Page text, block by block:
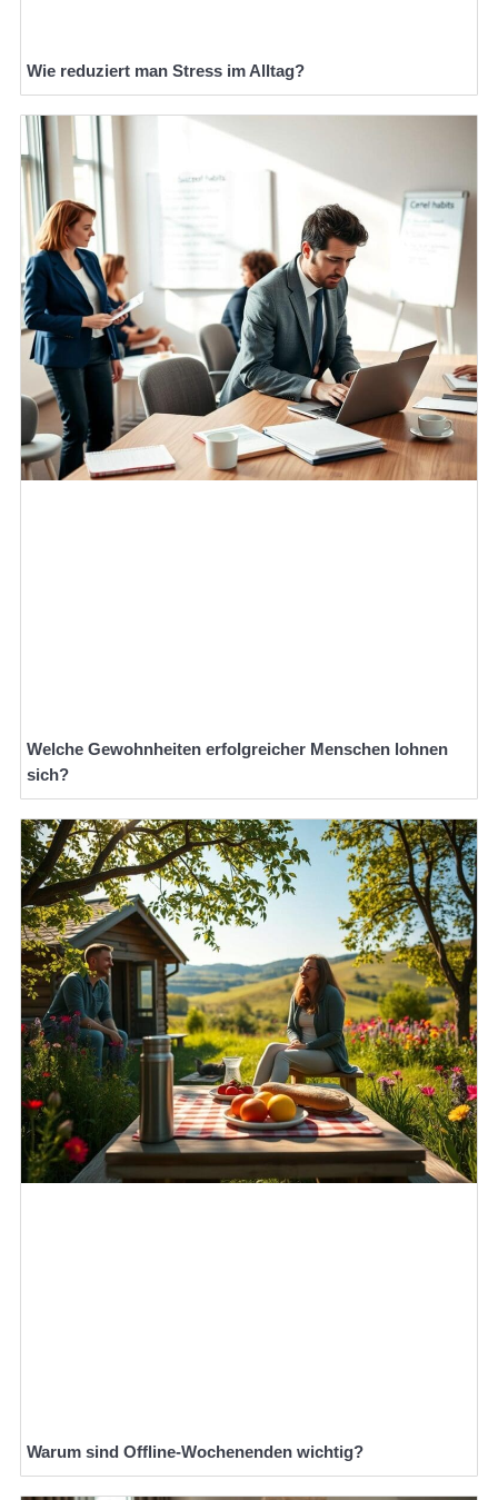
Wie reduziert man Stress im Alltag?
Welche Gewohnheiten erfolgreicher Menschen lohnen
sich?
Warum sind Offline-Wochenenden wichtig?